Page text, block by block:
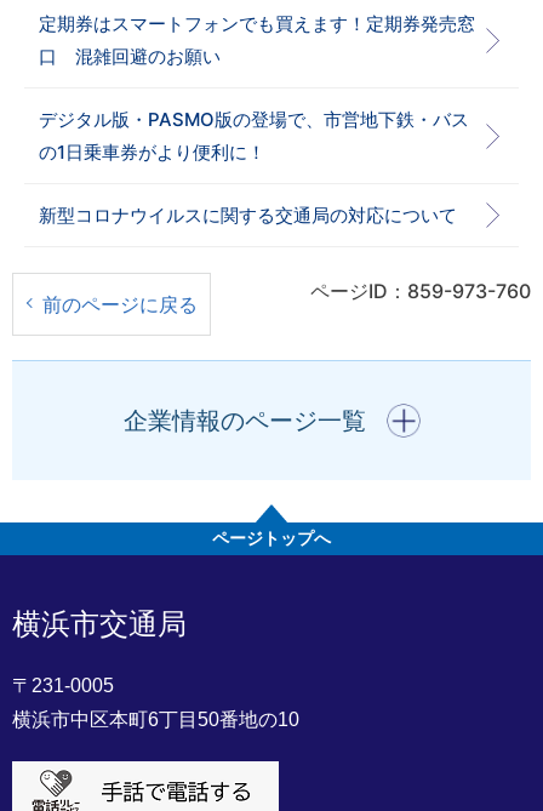
定期券はスマートフォンでも買えます！定期券発売窓
口 混雑回避のお願い
デジタル版・PASMO版の登場で、市営地下鉄・バス
の1日乗車券がより便利に！
新型コロナウイルスに関する交通局の対応について
前のページに戻る
ページID：859-973-760
企業情報のページ一覧
開く
ページトップへ
横浜市交通局
〒231-0005
横浜市中区本町6丁目50番地の10